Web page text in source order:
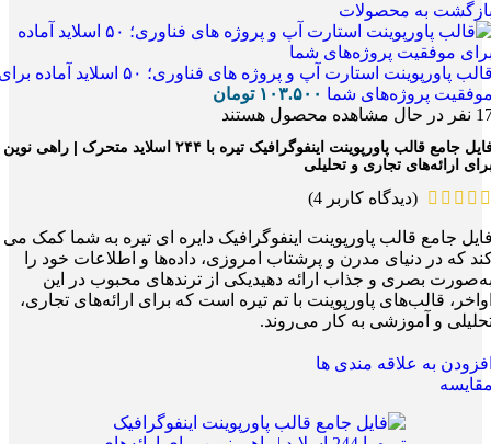
به محصولات
قالب پاورپوینت استارت آپ و پروژه های فناوری؛ ۵۰ اسلاید آماده
پروژه‌های شما ۱۰۳.۵۰۰ تومان
نفر در حال مشاهده محصول هستند
فایل جامع قالب پاورپوینت اینفوگرافیک تیره با ۲۴۴ اسلاید متحرک | راهی نوین
ارائه‌های تجاری و تحلیلی
(دیدگاه کاربر 4
)
جامع قالب پاورپوینت اینفوگرافیک دایره ای تیره به شما کمک می
که در دنیای مدرن و پرشتاب امروزی، داده‌ها و اطلاعات خود را
بصری و جذاب ارائه دهیدیکی از ترندهای محبوب در این
قالب‌های پاورپوینت با تم تیره است که برای ارائه‌های تجاری،
و آموزشی به کار می‌روند.
به علاقه مندی ها